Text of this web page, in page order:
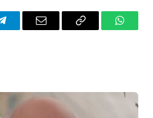
TelegramEmail
Copy